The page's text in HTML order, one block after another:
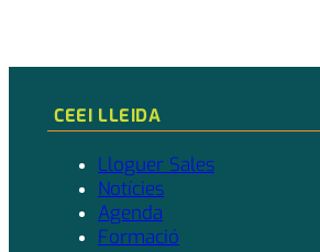
CEEI LLEIDA
Lloguer Sales
Notícies
Agenda
Formació